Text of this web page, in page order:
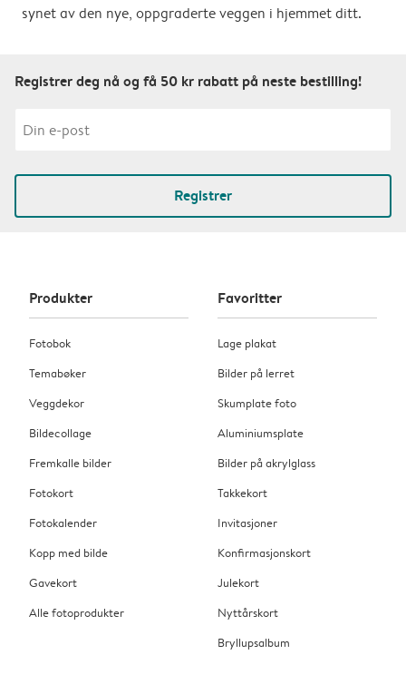
synet av den nye, oppgraderte veggen i hjemmet ditt.
Registrer deg nå og få 50 kr rabatt på neste bestilling!
Registrer
Produkter
Fotobok
Temabøker
Veggdekor
Bildecollage
Fremkalle bilder
Fotokort
Fotokalender
Kopp med bilde
Gavekort
Alle fotoprodukter
Favoritter
Lage plakat
Bilder på lerret
Skumplate foto
Aluminiumsplate
Bilder på akrylglass
Takkekort
Invitasjoner
Konfirmasjonskort
Julekort
Nyttårskort
Bryllupsalbum